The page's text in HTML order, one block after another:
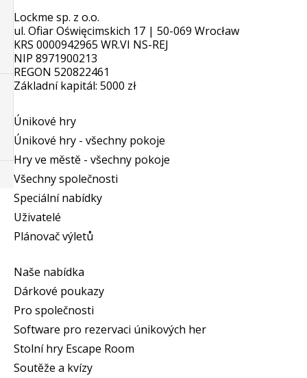
Lockme sp. z o.o.
ul. Ofiar Oświęcimskich 17 | 50-069 Wrocław
KRS 0000942965 WR.VI NS-REJ
NIP 8971900213
REGON 520822461
Základní kapitál: 5000 zł
Únikové hry
Únikové hry - všechny pokoje
Hry ve městě - všechny pokoje
Všechny společnosti
Speciální nabídky
Uživatelé
Plánovač výletů
Naše nabídka
Dárkové poukazy
Pro společnosti
Software pro rezervaci únikových her
Stolní hry Escape Room
Soutěže a kvízy